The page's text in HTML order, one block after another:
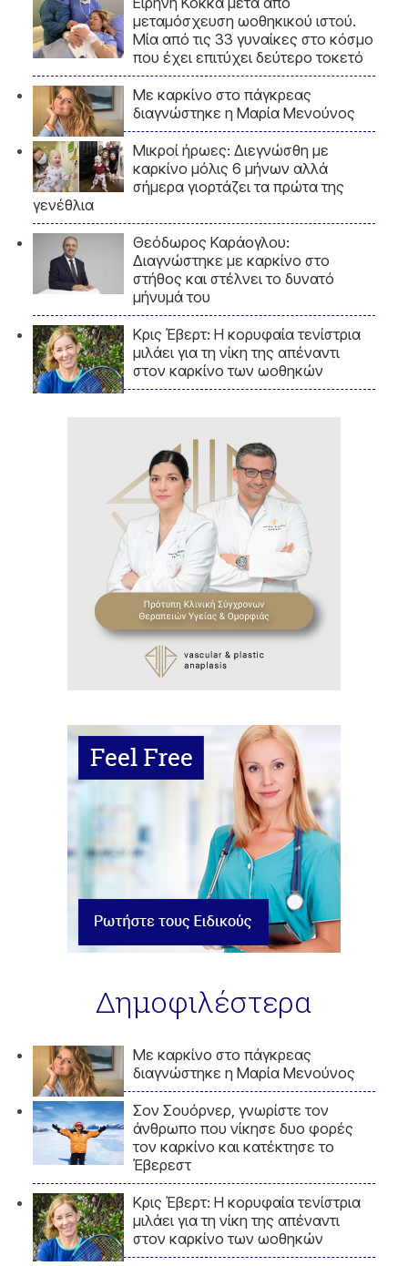
μεταμόσχευση ωοθηκικού ιστού.
Μία από τις 33 γυναίκες στο κόσμο
που έχει επιτύχει δεύτερο τοκετό
Με καρκίνο στο πάγκρεας
διαγνώστηκε η Μαρία Μενούνος
Μικροί ήρωες: Διεγνώσθη με
καρκίνο μόλις 6 μήνων αλλά
σήμερα γιορτάζει τα πρώτα της
γενέθλια
Θεόδωρος Καράογλου:
Διαγνώστηκε με καρκίνο στο
στήθος και στέλνει το δυνατό
μήνυμά του
Κρις Έβερτ: Η κορυφαία τενίστρια
μιλάει για τη νίκη της απέναντι
στον καρκίνο των ωοθηκών
Δημοφιλέστερα
Με καρκίνο στο πάγκρεας
διαγνώστηκε η Μαρία Μενούνος
Σον Σουόρνερ, γνωρίστε τον
άνθρωπο που νίκησε δυο φορές
τον καρκίνο και κατέκτησε το
Έβερεστ
Κρις Έβερτ: Η κορυφαία τενίστρια
μιλάει για τη νίκη της απέναντι
στον καρκίνο των ωοθηκών